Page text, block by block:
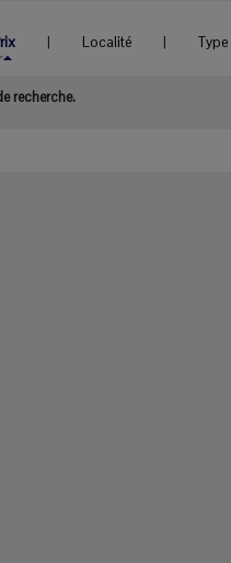
| Localité | Type
recherche.